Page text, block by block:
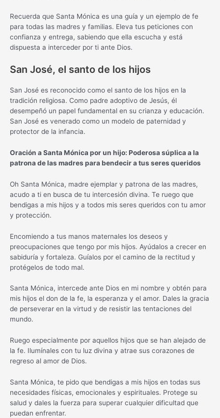
Recuerda que Santa Mónica es una guía y un ejemplo de fe
para todas las madres y familias. Eleva tus peticiones con
confianza y entrega, sabiendo que ella escucha y está
dispuesta a interceder por ti ante Dios.
San José, el santo de los hijos
San José es reconocido como el santo de los hijos en la
tradición religiosa. Como padre adoptivo de Jesús, él
desempeñó un papel fundamental en su crianza y educación.
San José es venerado como un modelo de paternidad y
protector de la infancia.
Oración a Santa Mónica por un hijo: Poderosa súplica a la
patrona de las madres para bendecir a tus seres queridos
Oh Santa Mónica, madre ejemplar y patrona de las madres,
acudo a ti en busca de tu intercesión divina. Te ruego que
bendigas a mis hijos y a todos mis seres queridos con tu amor
y protección.
Encomiendo a tus manos maternales los deseos y
preocupaciones que tengo por mis hijos. Ayúdalos a crecer en
sabiduría y fortaleza. Guíalos por el camino de la rectitud y
protégelos de todo mal.
Santa Mónica, intercede ante Dios en mi nombre y obtén para
mis hijos el don de la fe, la esperanza y el amor. Dales la gracia
de perseverar en la virtud y de resistir las tentaciones del
mundo.
Ruego especialmente por aquellos hijos que se han alejado de
la fe. Ilumínales con tu luz divina y atrae sus corazones de
regreso al amor de Dios.
Santa Mónica, te pido que bendigas a mis hijos en todas sus
necesidades físicas, emocionales y espirituales. Protege su
salud y dales la fuerza para superar cualquier dificultad que
puedan enfrentar.